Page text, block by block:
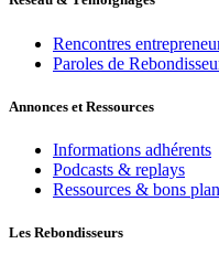
Rencontres
Paroles de
Annonces et Ressources
Informations adhérents
Podcasts & replays
Ressources & bons
Les Rebondisseurs